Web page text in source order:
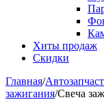
Хиты продаж
Скидки
Главная/
зажигания/Свеча